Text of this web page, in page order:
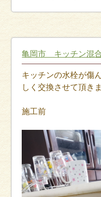
亀岡市 キッチン混
キッチンの水栓が傷
しく交換させて頂き
施工前